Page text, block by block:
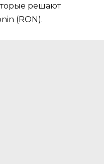
решают
(RON).